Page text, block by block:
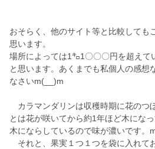
おそらく、他のサイト等と比較しても
思います。
場所によっては1㌔1〇〇〇円を超えて
と思います。あくまでも私個人の感想
なさいm(__)m
カラマンダリンは収穫時期に花のつ
とは花が咲いてから約1年ほど木にな
木にならしているので味が濃いです。
それと、果実１つ１つを袋に入れて